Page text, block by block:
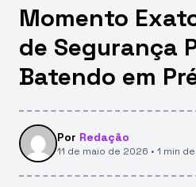
Momento
de Segurança
Batendo em
Por Redação
11 de maio de 2026 • 1 min